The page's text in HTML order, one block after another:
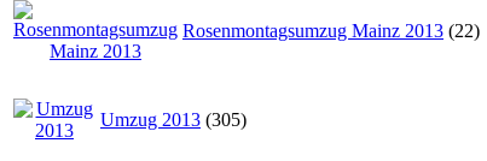
Rosenmontagsumzug Mainz 2013 (22)
Umzug 2013 (305)